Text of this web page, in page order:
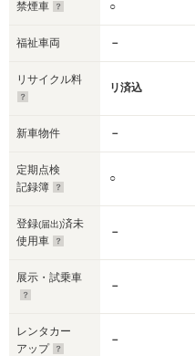
禁煙車 ○
福祉車両 －
リサイクル料
リ済込
新車物件 －
定期点検
記録簿
○
登録(届出)済未
使用車
－
展示・試乗車
－
レンタカー
アップ
－